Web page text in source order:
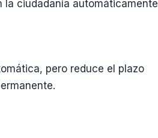
la ciudadanía automáticamente
pero reduce el plazo